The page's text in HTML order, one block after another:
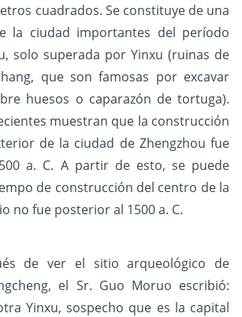
cuadrados. Se constituye de una
la ciudad importantes del período
solo superada por Yinxu (ruinas de
que son famosas por excavar
huesos o caparazón de tortuga).
muestran que la construcción
de la ciudad de Zhengzhou fue
a. C. A partir de esto, se puede
de construcción del centro de la
no fue posterior al 1500 a. C.
de ver el sitio arqueológico de
el Sr. Guo Moruo escribió:
Yinxu, sospecho que es la capital